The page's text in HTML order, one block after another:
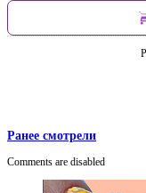
Ранее смотрели
Comments are disabled